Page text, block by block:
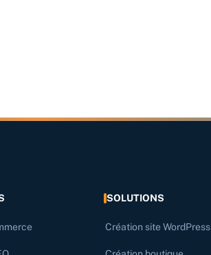
SOLUTIONS
Création site WordPress